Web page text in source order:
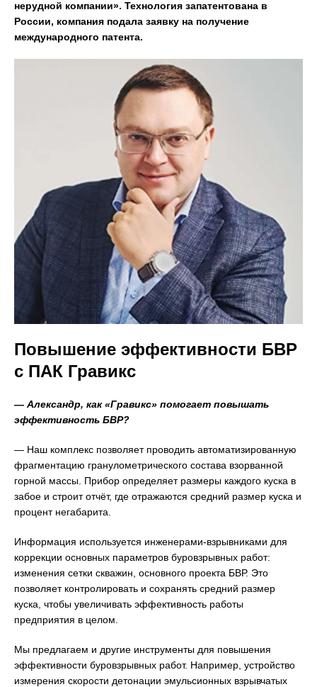
нерудной компании». Технология запатентована в
России, компания подала заявку на получение
международного патента.
Повышение эффективности БВР
с ПАК Гравикс
— Александр, как «Гравикс» помогает повышать
эффективность БВР?
— Наш комплекс позволяет проводить автоматизированную
фрагментацию гранулометрического состава взорванной
горной массы. Прибор определяет размеры каждого куска в
забое и строит отчёт, где отражаются средний размер куска и
процент негабарита.
Информация используется инженерами-взрывниками для
коррекции основных параметров буровзрывных работ:
изменения сетки скважин, основного проекта БВР. Это
позволяет контролировать и сохранять средний размер
куска, чтобы увеличивать эффективность работы
предприятия в целом.
Мы предлагаем и другие инструменты для повышения
эффективности буровзрывных работ. Например, устройство
измерения скорости детонации эмульсионных взрывчатых